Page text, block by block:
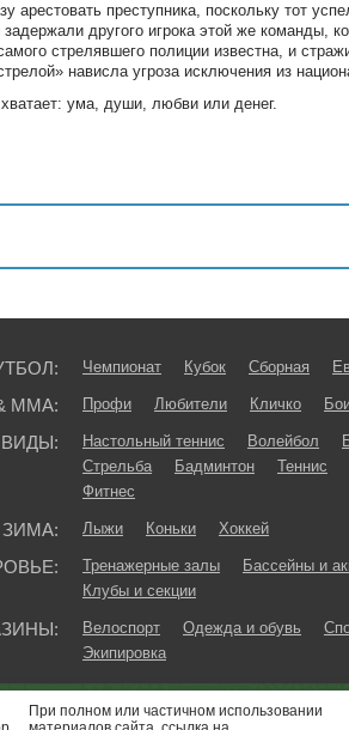
арестовать преступника, поскольку тот
другого игрока этой же команды,
стрелявшего полиции известна, и
нависла угроза исключения из
ума, души, любви или денег.
Чемпионат Кубок Сборная
ММА: Профи Любители Кличко
Настольный теннис Волейбол
Стрельба
Бадминтон Теннис
Фитнес
ЗИМА: Лыжи Коньки Хоккей
Тренажерные залы Бассейны и
Клубы и секции
Велоспорт Одежда и обувь
Экипировка
При полном или частичном использовании